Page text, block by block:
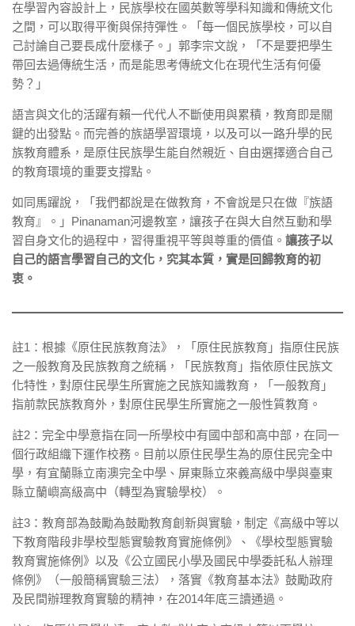
在學習內容設計上，民族學校在國英數等學科知識和傳統文化
之間，可以取得平衡與保持彈性。「每一個民族學校，可以自
己討論自己要長成什麼樣子。」郭李宗文說，「不是要把學生
帶回去過傳統生活，而是能思考傳統文化在現代生活有何優
勢？」
語言與文化的活躍有賴一代代人不斷使用與累積，教育即是關
鍵的出發點。而完善的族語學習環境，以及可以一路升學的民
族教育體系，是原住民族學生能自然親近、自由選擇適合自己
的教育環境的重要支撐點。
如同馬躍說，「我們都說是在做教育，不會說是只在做『族語
教育』。」Pinanaman河邊教室，讓孩子在與大自然互動和學
習自身文化的過程中，習得重視平等與尊重的價值。 讓孩子以
自己的語言學習自己的文化，究其本質，實是回歸教育的初
衷。
註1：根據《原住民族教育法》，「原住民族教育」指原住民族
之一般教育及民族教育之統稱，「民族教育」指依原住民族文
化特性，對原住民學生所實施之民族知識教育，「一般教育」
指前款民族教育外，對原住民學生所實施之一般性質教育。
註2：完全中學意指在同一所學校中有國中部和高中部，在同一
個行政組織下運作校務。目前以原住民學生為的原住民完全中
學，有宜蘭縣立南澳完全中學、屏東縣立來義高級中學與臺東
縣立蘭嶼高級高中（轉型為實驗學校）。
註3：教育部為鼓勵為鼓勵教育創新與實驗，制定《高級中等以
下教育階段非學校型態實驗教育實施條例》、《學校型態實驗
教育實施條例》以及《公立國民小學及國民中學委託私人辦理
條例》（一般簡稱實驗三法），落實《教育基本法》鼓勵政府
及民間辦理教育實驗的精神，在2014年底三讀通過。